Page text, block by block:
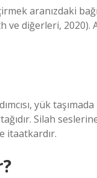
aranızdaki
diğerleri, 2020).
yük
Silah
itaatkardır.